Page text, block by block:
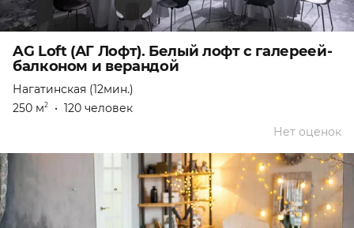
AG Loft (АГ Лофт). Белый лофт с галереей-
балконом и верандой
Нагатинская (12мин.)
250 м2 • 120 человек
Нет оценок